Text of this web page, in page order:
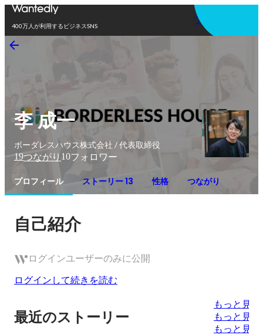
400万人が利用するビジネスSNS
アプリを使う
李 成一
ボーダレスハウス株式会社 / 代表取締役
19つながり 10フォロワー
プロフィール ストーリー 13 性格 つながり
自己紹介
ログインユーザーのみに公開
ログインして続きを読む
最近のストーリー
もっと見る
もっと見る
もっと見る